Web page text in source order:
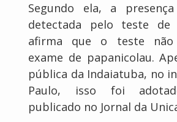
Segundo ela, a
detectada pelo teste de
afirma que o teste
exame de papanicolau.
pública da Indaiatuba, no
Paulo, isso foi
publicado no Jornal da